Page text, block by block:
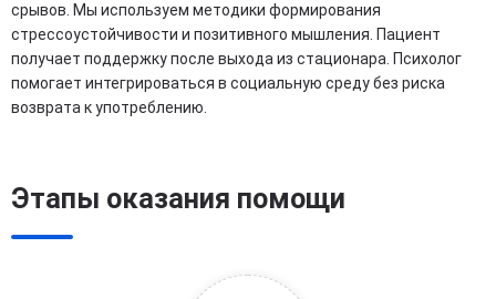
срывов. Мы используем методики формирования
стрессоустойчивости и позитивного мышления. Пациент
получает поддержку после выхода из стационара. Психолог
помогает интегрироваться в социальную среду без риска
возврата к употреблению.
Этапы оказания помощи